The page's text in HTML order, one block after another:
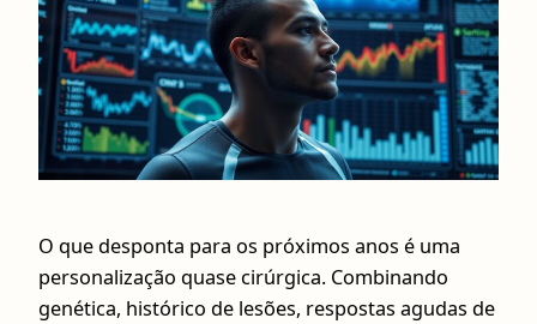
O que desponta para os próximos anos é uma
personalização quase cirúrgica. Combinando
genética, histórico de lesões, respostas agudas de